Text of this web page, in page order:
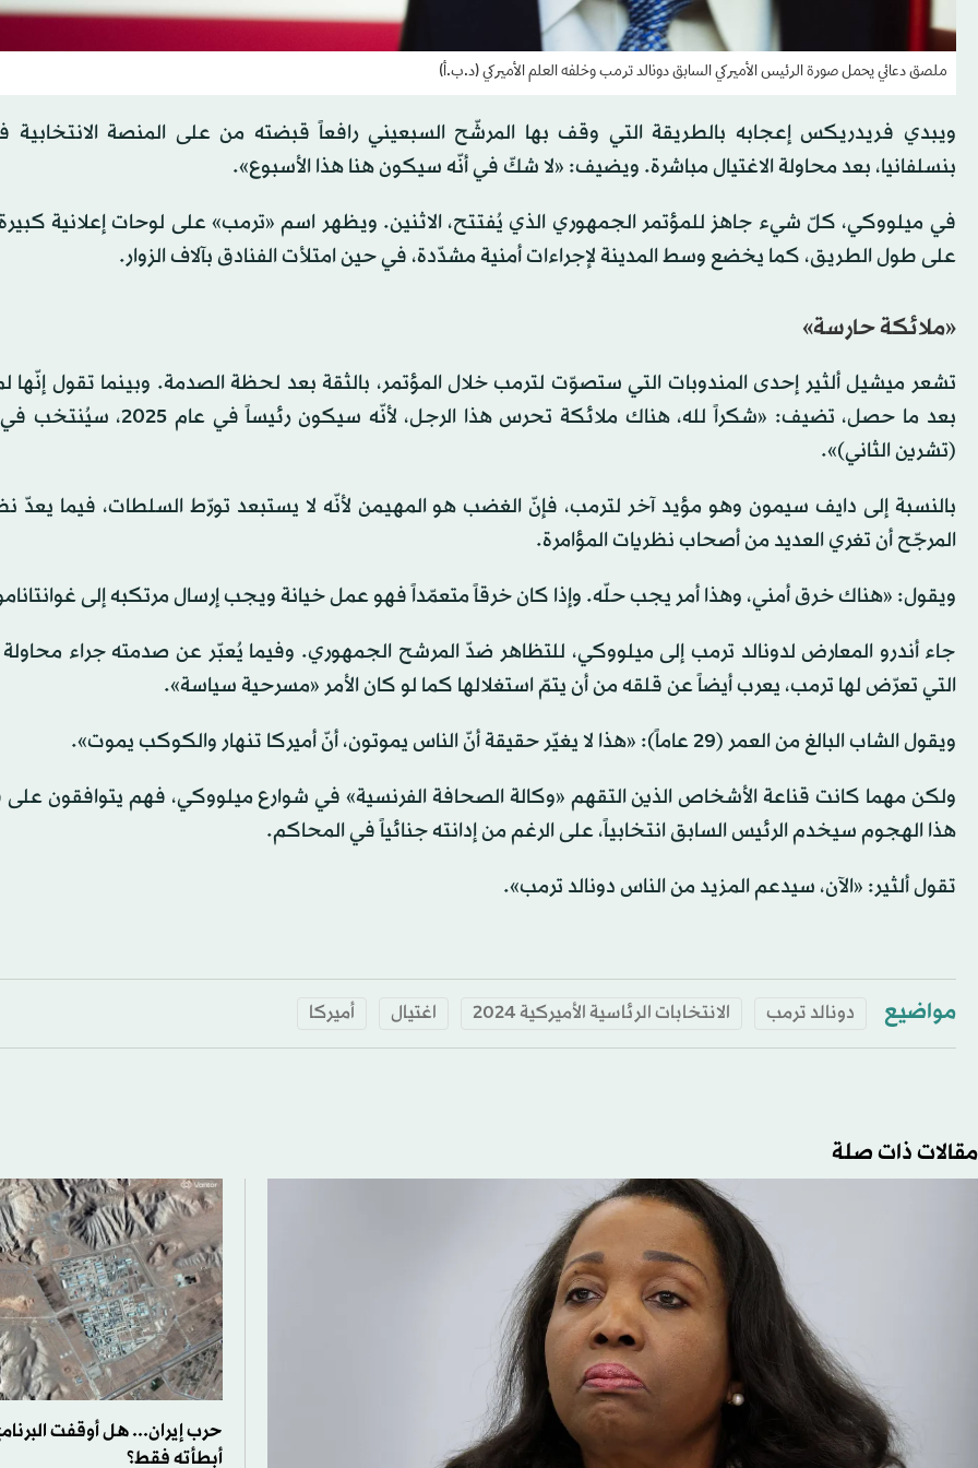
ملصق دعائي يحمل صورة الرئيس الأميركي السابق دونالد ترمب وخلفه العلم الأميركي (د.ب.أ)
ويبدي فريدريكس إعجابه بالطريقة التي وقف بها المرشّح السبعيني رافعاً قبضته من على المنصة الانتخابية
بنسلفانيا، بعد محاولة الاغتيال مباشرة. ويضيف: «لا شكّ في أنّه سيكون هنا هذا الأسبوع».
في ميلووكي، كلّ شيء جاهز للمؤتمر الجمهوري الذي يُفتتح، الاثنين. ويظهر اسم «ترمب» على لوحات إعلانية
على طول الطريق، كما يخضع وسط المدينة لإجراءات أمنية مشدّدة، في حين امتلأت الفنادق بآلاف الزوار.
«ملائكة حارسة»
تشعر ميشيل ألثير إحدى المندوبات التي ستصوّت لترمب خلال المؤتمر، بالثقة بعد لحظة الصدمة. وبينما تقول إنّها
بعد ما حصل، تضيف: «شكراً لله، هناك ملائكة تحرس هذا الرجل، لأنّه
(تشرين الثاني)».
بالنسبة إلى دايف سيمون وهو مؤيد آخر لترمب، فإنّ الغضب هو المهيمن لأنّه لا يستبعد تورّط السلطات، فيما يعدّ
المرجّح أن تغري العديد من أصحاب نظريات المؤامرة.
ويقول: «هناك خرق أمني، وهذا أمر يجب حلّه. وإذا كان خرقاً متعمّداً فهو عمل خيانة ويجب إرسال مرتكبه إلى
جاء أندرو المعارض لدونالد ترمب إلى ميلووكي، للتظاهر ضدّ المرشح الجمهوري. وفيما يُعبّر عن صدمته جراء محاولة
التي تعرّض لها ترمب، يعرب أيضاً عن قلقه من أن يتمّ استغلالها كما لو كان الأمر «مسرحية سياسة».
ويقول الشاب البالغ من العمر (29 عاماً): «هذا لا يغيّر حقيقة أنّ الناس يموتون، أنّ أميركا تنهار والكوكب يموت».
ولكن مهما كانت قناعة الأشخاص الذين التقهم «وكالة الصحافة الفرنسية» في شوارع ميلووكي، فهم يتوافقون على
هذا الهجوم سيخدم الرئيس السابق انتخابياً، على الرغم من إدانته جنائياً في المحاكم.
تقول ألثير: «الآن، سيدعم المزيد من الناس دونالد ترمب».
مواضيع دونالد ترمب الانتخابات الرئاسية الأميركية 2024 اغتيال أميركا
مقالات ذات صلة
حرب إيران... هل أوقفت
أبطأته فقط؟